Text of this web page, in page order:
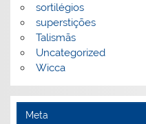
sortilégios
superstições
Talismãs
Uncategorized
Wicca
Meta